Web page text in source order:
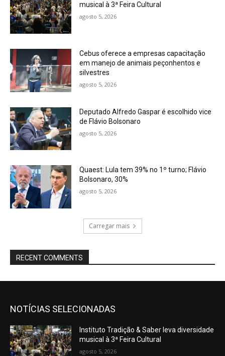
musical à 3ª Feira Cultural
agosto 5, 2026
Cebus oferece a empresas capacitação
em manejo de animais peçonhentos e
silvestres
agosto 5, 2026
Deputado Alfredo Gaspar é escolhido vice
de Flávio Bolsonaro
agosto 5, 2026
Quaest: Lula tem 39% no 1º turno; Flávio
Bolsonaro, 30%
agosto 5, 2026
Carregar mais
RECENT COMMENTS
NOTÍCIAS SELECIONADAS
Instituto Tradição & Saber leva diversidade
musical à 3ª Feira Cultural
agosto 5, 2026